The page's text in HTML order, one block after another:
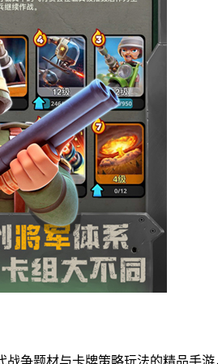
战争题材与卡牌策略玩法的精品手